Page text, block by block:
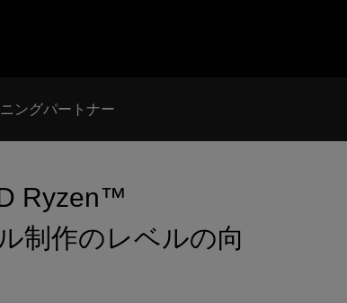
ングパートナー
Ryzen™
制作のレベルの向